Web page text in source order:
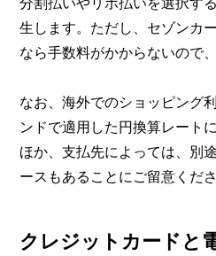
分割払いやリボ払いを選択す
生します。ただし、セゾンカ
なら手数料がかからないので
なお、海外でのショッピング
ンドで適用した円換算レート
ほか、支払先によっては、別
ースもあることにご留意くださ
クレジットカードと